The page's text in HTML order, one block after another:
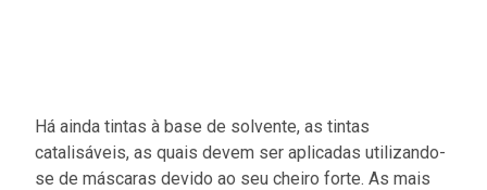
Há ainda tintas à base de solvente, as tintas
catalisáveis, as quais devem ser aplicadas utilizando-
se de máscaras devido ao seu cheiro forte. As mais